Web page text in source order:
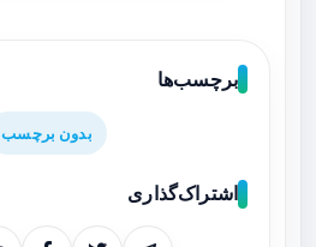
برچسب‌ها
بدون برچسب
اشتراک‌گذاری